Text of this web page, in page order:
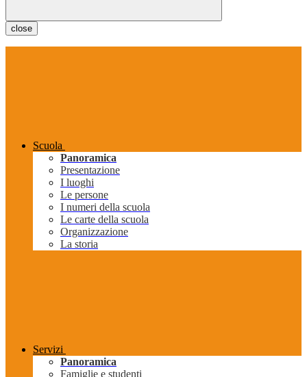
close
Scuola
Panoramica
Presentazione
I luoghi
Le persone
I numeri della scuola
Le carte della scuola
Organizzazione
La storia
Servizi
Panoramica
Famiglie e studenti